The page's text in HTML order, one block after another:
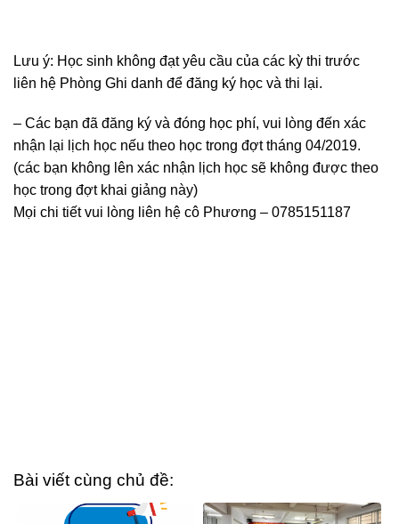
Lưu ý: Học sinh không đạt yêu cầu của các kỳ thi trước
liên hệ Phòng Ghi danh để đăng ký học và thi lại.
– Các bạn đã đăng ký và đóng học phí, vui lòng đến xác
nhận lại lịch học nếu theo học trong đợt tháng 04/2019.
(các bạn không lên xác nhận lịch học sẽ không được theo
học trong đợt khai giảng này)
Mọi chi tiết vui lòng liên hệ cô Phương – 0785151187
Bài viết cùng chủ đề: